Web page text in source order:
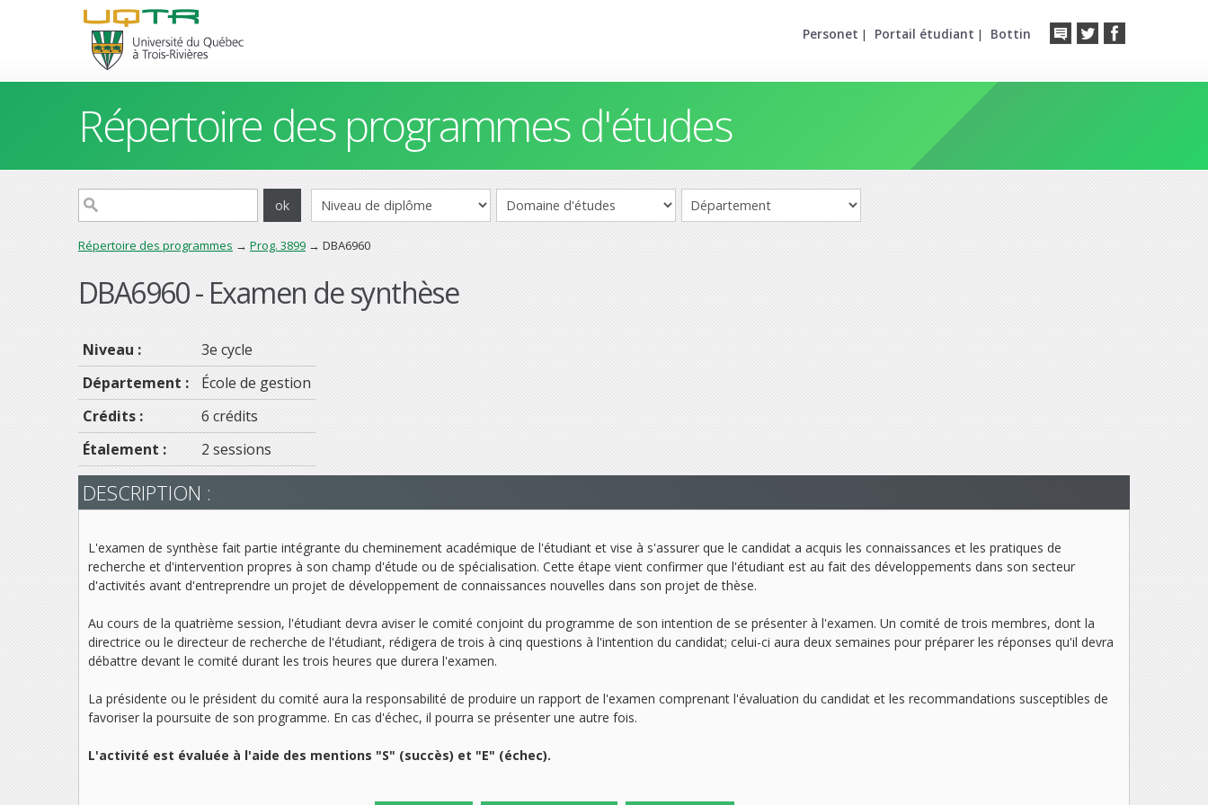
Personet | Portail étudiant | Bottin
Répertoire des programmes d'études
Répertoire des programmes → Prog. 3899 → DBA6960
DBA6960 - Examen de synthèse
Niveau :
3e cycle
Département :
École de gestion
Crédits :
6 crédits
Étalement :
2 sessions
DESCRIPTION :
L'examen de synthèse fait partie intégrante du cheminement académique de l'étudiant et vise à s'assurer que le candidat a acquis les connaissances et les pratiques de
recherche et d'intervention propres à son champ d'étude ou de spécialisation. Cette étape vient confirmer que l'étudiant est au fait des développements dans son secteur
d'activités avant d'entreprendre un projet de développement de connaissances nouvelles dans son projet de thèse.
Au cours de la quatrième session, l'étudiant devra aviser le comité conjoint du programme de son intention de se présenter à l'examen. Un comité de trois membres, dont la
directrice ou le directeur de recherche de l'étudiant, rédigera de trois à cinq questions à l'intention du candidat; celui-ci aura deux semaines pour préparer les réponses qu'il devra
débattre devant le comité durant les trois heures que durera l'examen.
La présidente ou le président du comité aura la responsabilité de produire un rapport de l'examen comprenant l'évaluation du candidat et les recommandations susceptibles de
favoriser la poursuite de son programme. En cas d'échec, il pourra se présenter une autre fois.
L'activité est évaluée à l'aide des mentions "S" (succès) et "E" (échec).